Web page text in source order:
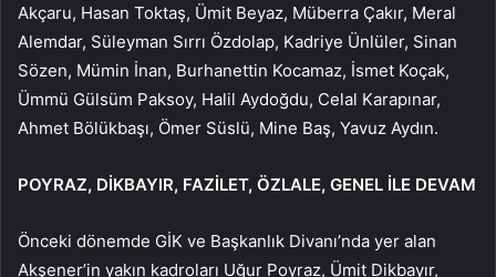
Akçaru, Hasan Toktaş, Ümit Beyaz, Müberra Çakır, Meral
Alemdar, Süleyman Sırrı Özdolap, Kadriye Ünlüler, Sinan
Sözen, Mümin İnan, Burhanettin Kocamaz, İsmet Koçak,
Ümmü Gülsüm Paksoy, Halil Aydoğdu, Celal Karapınar,
Ahmet Bölükbaşı, Ömer Süslü, Mine Baş, Yavuz Aydın.
POYRAZ, DİKBAYIR, FAZİLET, ÖZLALE, GENEL İLE DEVAM
Önceki dönemde GİK ve Başkanlık Divanı’nda yer alan
Akşener’in yakın kadroları Uğur Poyraz, Ümit Dikbayır,